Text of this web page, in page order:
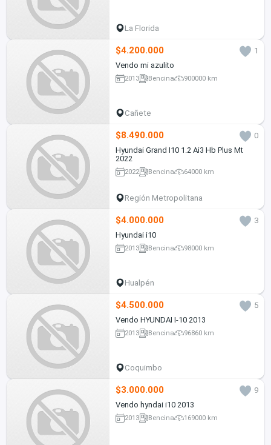
La Florida
$4.200.000
1
Vendo mi azulito
2013 Bencina 900000 km
Cañete
$8.490.000
0
Hyundai Grand I10 1.2 Ai3 Hb Plus Mt
2022
2022 Bencina 64000 km
Región Metropolitana
$4.000.000
3
Hyundai i10
2013 Bencina 98000 km
Hualpén
$4.500.000
5
Vendo HYUNDAI I-10 2013
2013 Bencina 96860 km
Coquimbo
$3.000.000
9
Vendo hyndai i10 2013
2013 Bencina 169000 km